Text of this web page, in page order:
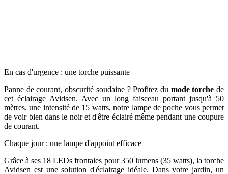
En cas d'urgence : une torche puissante
Panne de courant, obscurité soudaine ? Profitez du mode torche de
cet éclairage Avidsen. Avec un long faisceau portant jusqu'à 50
mètres, une intensité de 15 watts, notre lampe de poche vous permet
de voir bien dans le noir et d'être éclairé même pendant une coupure
de courant.
Chaque jour : une lampe d'appoint efficace
Grâce à ses 18 LEDs frontales pour 350 lumens (35 watts), la torche
Avidsen est une solution d'éclairage idéale. Dans votre jardin, un